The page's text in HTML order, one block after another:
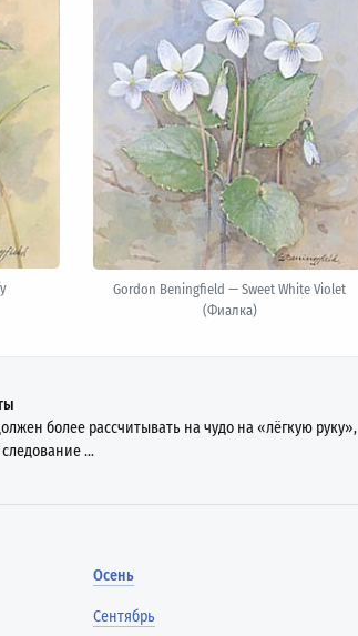
Gordon Beningfield — Sweet White Violet
(Фиалка)
более рассчитывать на чудо на «лёгкую руку»,
...
Осень
Сентябрь